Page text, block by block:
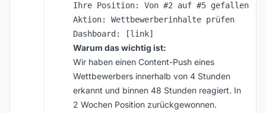
Ihre Position: Von #2 auf #5 gefallen
Aktion: Wettbewerberinhalte prüfen
Warum das wichtig ist:
Wir haben einen Content-Push eines
Wettbewerbers innerhalb von 4 Stunden
erkannt und binnen 48 Stunden reagiert. In
2 Wochen Position zurückgewonnen.